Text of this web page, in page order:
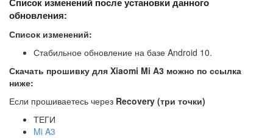
Список изменений после установки данного
обновления:
Список изменений:
Стабильное обновление на базе Android 10.
Скачать прошивку для Xiaomi Mi A3 можно по ссылка
ниже:
Если прошиваетесь через Recovery (три точки)
ТЕГИ
Mi A3